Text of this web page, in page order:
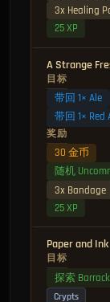
3x Healing
25 XP
A Strange
目标
带回 1× Ale
带回 1× Red
奖励
30 金币
随机
3x Bandage
25 XP
Paper and Ink
目标
探索
Crypts